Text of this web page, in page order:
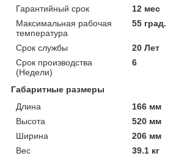
Гарантийный срок
12 мес
Максимальная рабочая
температура
55 град.
Срок службы
20 Лет
Срок производства
(Недели)
6
Габаритные размеры
Длина
166 мм
Высота
520 мм
Ширина
206 мм
Вес
39.1 кг